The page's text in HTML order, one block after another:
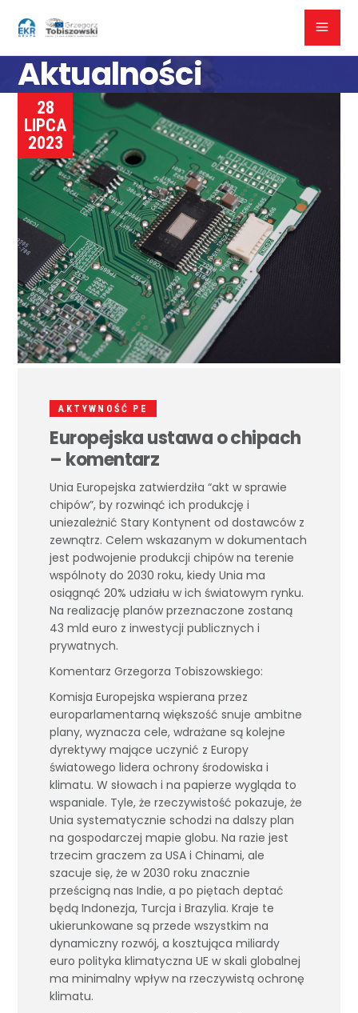
Aktualności
28
LIPCA
2023
AKTYWNOŚĆ PE
Europejska ustawa o chipach
– komentarz
Unia Europejska zatwierdziła “akt w sprawie
chipów”, by rozwinąć ich produkcję i
uniezależnić Stary Kontynent od dostawców z
zewnątrz. Celem wskazanym w dokumentach
jest podwojenie produkcji chipów na terenie
wspólnoty do 2030 roku, kiedy Unia ma
osiągnąć 20% udziału w ich światowym rynku.
Na realizację planów przeznaczone zostaną
43 mld euro z inwestycji publicznych i
prywatnych.
Komentarz Grzegorza Tobiszowskiego:
Komisja Europejska wspierana przez
europarlamentarną większość snuje ambitne
plany, wyznacza cele, wdrażane są kolejne
dyrektywy mające uczynić z Europy
światowego lidera ochrony środowiska i
klimatu. W słowach i na papierze wygląda to
wspaniale. Tyle, że rzeczywistość pokazuje, że
Unia systematycznie schodzi na dalszy plan
na gospodarczej mapie globu. Na razie jest
trzecim graczem za USA i Chinami, ale
szacuje się, że w 2030 roku znacznie
prześcigną nas Indie, a po piętach deptać
będą Indonezja, Turcja i Brazylia. Kraje te
ukierunkowane są przede wszystkim na
dynamiczny rozwój, a kosztująca miliardy
euro polityka klimatyczna UE w skali globalnej
ma minimalny wpływ na rzeczywistą ochronę
klimatu.